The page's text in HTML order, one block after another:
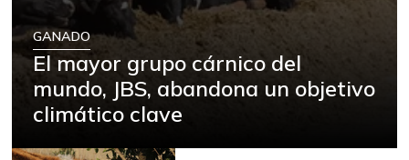
GANADO
El mayor grupo cárnico del
mundo, JBS, abandona un objetivo
climático clave